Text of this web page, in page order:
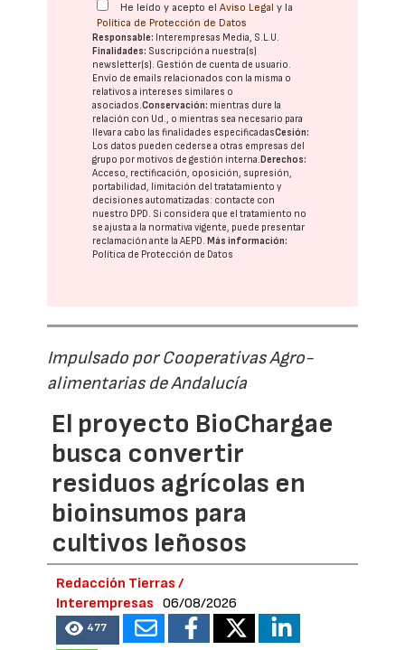
He leído y acepto elAviso Legal y la
Política de Protección de Datos
Responsable: Interempresas Media, S.L.U.
Finalidades: Suscripción a nuestra(s)
newsletter(s). Gestión de cuenta de usuario.
Envío de emails relacionados con la misma o
relativos a intereses similares o
asociados.Conservación: mientras dure la
relación con Ud., o mientras sea necesario para
llevar a cabo las finalidades especificadasCesión:
Los datos pueden cederse a otras empresas del
grupo por motivos de gestión interna. Derechos:
Acceso, rectificación, oposición, supresión,
portabilidad, limitación del tratatamiento y
decisiones automatizadas: contacte con
nuestro DPD. Si considera que el tratamiento no
se ajusta a la normativa vigente, puede presentar
reclamación ante laAEPD. Más información:
Política de Protección de Datos
Impulsado por Cooperativas Agro-
alimentarias de Andalucía
El proyecto BioChargae
busca convertir
residuos agrícolas en
bioinsumos para
cultivos leñosos
Redacción Tierras /
Interempresas
06/08/2026
477